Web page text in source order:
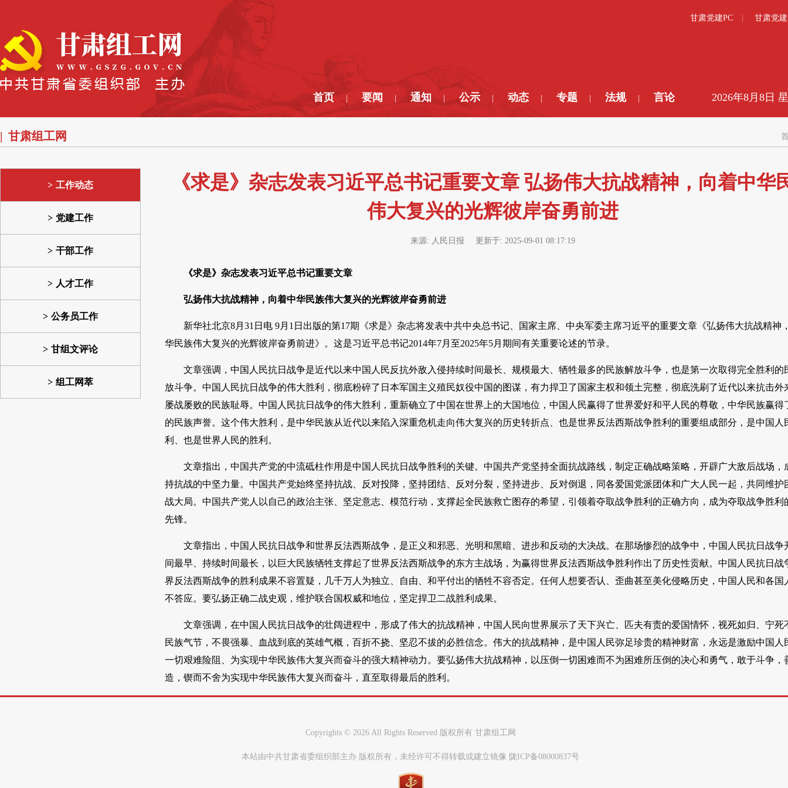
甘肃党建PC 甘肃党
首页 要闻 通知 公示 动态 专题 法规 言论 2026年8月8日
甘肃组工网
工作动态
党建工作
干部工作
人才工作
公务员工作
甘组文评论
组工网萃
《求是》杂志发表习近平总书记重要文章 弘扬伟大抗战精神，向着中华
伟大复兴的光辉彼岸奋勇前进
来源: 人民日报 更新于: 2025-09-01 08:17:19
《求是》杂志发表习近平总书记重要文章
弘扬伟大抗战精神，向着中华民族伟大复兴的光辉彼岸奋勇前进
新华社北京8月31日电 9月1日出版的第17期《求是》杂志将发表中共中央总书记、国家主席、中央军委主席习近平的重要文章《弘扬伟大抗战精神
华民族伟大复兴的光辉彼岸奋勇前进》。这是习近平总书记2014年7月至2025年5月期间有关重要论述的节录。
文章强调，中国人民抗日战争是近代以来中国人民反抗外敌入侵持续时间最长、规模最大、牺牲最多的民族解放斗争，也是第一次取得完全胜利的
放斗争。中国人民抗日战争的伟大胜利，彻底粉碎了日本军国主义殖民奴役中国的图谋，有力捍卫了国家主权和领土完整，彻底洗刷了近代以来抗击外
屡战屡败的民族耻辱。中国人民抗日战争的伟大胜利，重新确立了中国在世界上的大国地位，中国人民赢得了世界爱好和平人民的尊敬，中华民族赢得
的民族声誉。这个伟大胜利，是中华民族从近代以来陷入深重危机走向伟大复兴的历史转折点、也是世界反法西斯战争胜利的重要组成部分，是中国人
利、也是世界人民的胜利。
文章指出，中国共产党的中流砥柱作用是中国人民抗日战争胜利的关键。中国共产党坚持全面抗战路线，制定正确战略策略，开辟广大敌后战场，
持抗战的中坚力量。中国共产党始终坚持抗战、反对投降，坚持团结、反对分裂，坚持进步、反对倒退，同各爱国党派团体和广大人民一起，共同维护
战大局。中国共产党人以自己的政治主张、坚定意志、模范行动，支撑起全民族救亡图存的希望，引领着夺取战争胜利的正确方向，成为夺取战争胜利
先锋。
文章指出，中国人民抗日战争和世界反法西斯战争，是正义和邪恶、光明和黑暗、进步和反动的大决战。在那场惨烈的战争中，中国人民抗日战争
间最早、持续时间最长，以巨大民族牺牲支撑起了世界反法西斯战争的东方主战场，为赢得世界反法西斯战争胜利作出了历史性贡献。中国人民抗日战
界反法西斯战争的胜利成果不容置疑，几千万人为独立、自由、和平付出的牺牲不容否定。任何人想要否认、歪曲甚至美化侵略历史，中国人民和各国
不答应。要弘扬正确二战史观，维护联合国权威和地位，坚定捍卫二战胜利成果。
文章强调，在中国人民抗日战争的壮阔进程中，形成了伟大的抗战精神，中国人民向世界展示了天下兴亡、匹夫有责的爱国情怀，视死如归、宁死
民族气节，不畏强暴、血战到底的英雄气概，百折不挠、坚忍不拔的必胜信念。伟大的抗战精神，是中国人民弥足珍贵的精神财富，永远是激励中国人
一切艰难险阻、为实现中华民族伟大复兴而奋斗的强大精神动力。要弘扬伟大抗战精神，以压倒一切困难而不为困难所压倒的决心和勇气，敢于斗争，
造，锲而不舍为实现中华民族伟大复兴而奋斗，直至取得最后的胜利。
Copyrights © 2026 All Rights Reserved 版权所有 甘肃组工网
本站由中共甘肃省委组织部主办 版权所有，未经许可不得转载或建立镜像 陇ICP备08000837号